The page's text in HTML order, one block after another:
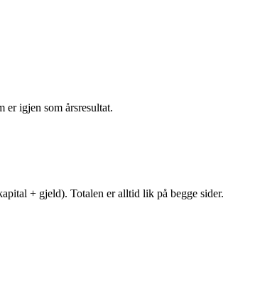
er igjen som årsresultat.
+ gjeld). Totalen er alltid lik på begge sider.